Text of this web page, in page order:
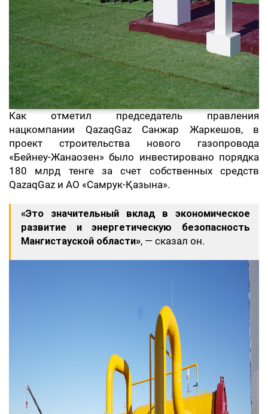
Как отметил председатель правления
нацкомпании QazaqGaz Санжар Жаркешов, в
проект строительства нового газопровода
«Бейнеу-Жанаозен» было инвестировано порядка
180 млрд тенге за счет собственных средств
QazaqGaz и АО «Самрук-Қазына».
«Это значительный вклад в экономическое
развитие и энергетическую безопасность
Мангистауской области», — сказал он.